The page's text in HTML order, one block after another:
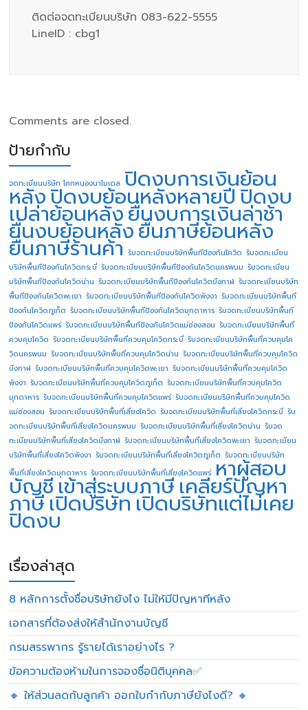
ติดต่อจดทะเบียนบริษัท 083-622-5555
LineID : cbg1
Comments are closed.
ป้ายกำกับ
จดทะเบียนบริษัท โคกหนองนาโมเดล ปิดงบการเงินย้อน
หลังปิดงบย้อนหลังหลายปี ปิดงบ
เปล่าย้อนหลังยื่นงบการเงินล่าช้า
ยื่นงบย้อนหลังยื่นภาษีย้อนหลัง
ยื่นภาษีร้านค้า รับจดทะเบียนบริษัทพื้นทีป้องกันโควิด รับจดทะเบียน
บริษัทพื้นทีป้องกันโควิดกระบี่ รับจดทะเบียนบริษัทพื้นทีป้องกันโควิดนครพนม รับจดทะเบียน
บริษัทพื้นทีป้องกันโควิดน่าน รับจดทะเบียนบริษัทพื้นทีป้องกันโควิดบึงกาฬ รับจดทะเบียนบริษัท
พื้นทีป้องกันโควิดพะเยา รับจดทะเบียนบริษัทพื้นทีป้องกันโควิดพังงา รับจดทะเบียนบริษัทพื้นที
ป้องกันโควิดภูเก็ต รับจดทะเบียนบริษัทพื้นทีป้องกันโควิดมุกดาหาร รับจดทะเบียนบริษัทพื้นที
ป้องกันโควิดแพร่ รับจดทะเบียนบริษัทพื้นทีป้องกันโควิดแม่ฮ่องสอน รับจดทะเบียนบริษัทพื้นที่
ควบคุมโควิด รับจดทะเบียนบริษัทพื้นที่ควบคุมโควิดกระบี่ รับจดทะเบียนบริษัทพื้นที่ควบคุมโค
วิดนครพนม รับจดทะเบียนบริษัทพื้นที่ควบคุมโควิดน่าน รับจดทะเบียนบริษัทพื้นที่ควบคุมโควิด
บึงกาฬ รับจดทะเบียนบริษัทพื้นที่ควบคุมโควิดพะเยา รับจดทะเบียนบริษัทพื้นที่ควบคุมโควิด
พังงา รับจดทะเบียนบริษัทพื้นที่ควบคุมโควิดภูเก็ต รับจดทะเบียนบริษัทพื้นที่ควบคุมโควิด
มุกดาหาร รับจดทะเบียนบริษัทพื้นที่ควบคุมโควิดแพร่ รับจดทะเบียนบริษัทพื้นที่ควบคุมโควิด
แม่ฮ่องสอน รับจดทะเบียนบริษัทพื้นที่เสี่ยงโควิด รับจดทะเบียนบริษัทพื้นที่เสี่ยงโควิดกระบี่ รับ
จดทะเบียนบริษัทพื้นที่เสี่ยงโควิดนครพนม รับจดทะเบียนบริษัทพื้นที่เสี่ยงโควิดน่าน รับจด
ทะเบียนบริษัทพื้นที่เสี่ยงโควิดบึงกาฬ รับจดทะเบียนบริษัทพื้นที่เสี่ยงโควิดพะเยา รับจดทะเบียน
บริษัทพื้นที่เสี่ยงโควิดพังงา รับจดทะเบียนบริษัทพื้นที่เสี่ยงโควิดภูเก็ต รับจดทะเบียนบริษัท
พื้นที่เสี่ยงโควิดมุกดาหาร รับจดทะเบียนบริษัทพื้นที่เสี่ยงโควิดแพร่ หาผู้สอบ
บัญชี เข้าสู่ระบบภาษี เคลียร์ปัญหา
ภาษีเปิดบริษัทเปิดบริษัทแต่ไม่เคย
ปิดงบ
เรื่องล่าสุด
8 หลักการตั้งชื่อบริษัทยังไง ไม่ให้มีปัญหาทีหลัง
เอกสารที่ต้องส่งให้สำนักงานบัญชี
กรมสรรพากร รู้รายได้เราอย่างไร ?
ข้อความต้องห้ามในการจองชื่อนิติบุคคล✅
🔸 ให้ส่วนลดกับลูกค้า ออกใบกำกับภาษียังไงดี? 🔸